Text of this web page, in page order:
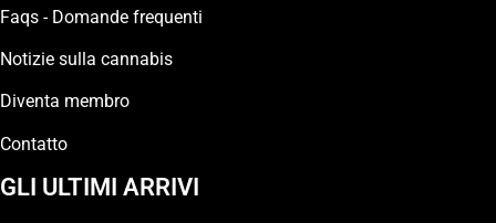
Faqs - Domande frequenti
Notizie sulla cannabis
Diventa membro
Contatto
GLI ULTIMI ARRIVI